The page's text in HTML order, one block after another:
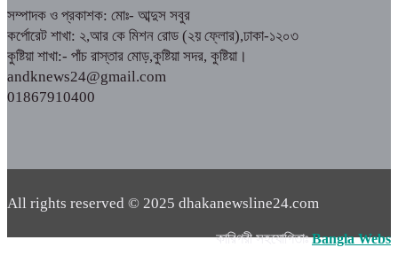
সম্পাদক ও প্রকাশক: মোঃ- আব্দুস সবুর
কর্পোরেট শাখা: ২,আর কে মিশন রোড (২য় ফ্লোর),ঢাকা-১২০৩
কুষ্টিয়া শাখা:- পাঁচ রাস্তার মোড়,কুষ্টিয়া সদর, কুষ্টিয়া।
andknews24@gmail.com
01867910400
All rights reserved © 2025 dhakanewsline24.com
কারিগরী সহযোগিতাঃBangla Webs